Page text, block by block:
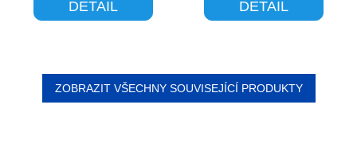
DETAIL DETAIL
ZOBRAZIT VŠECHNY SOUVISEJÍCÍ PRODUKTY